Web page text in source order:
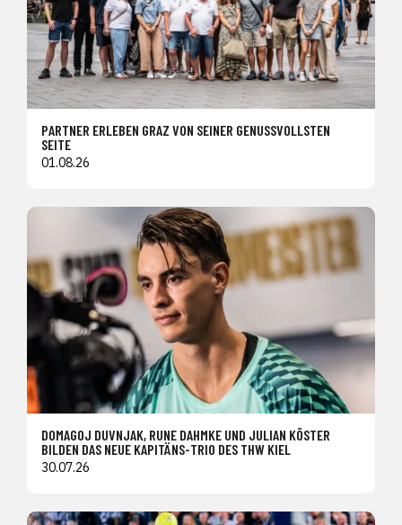
PARTNER ERLEBEN GRAZ VON SEINER GENUSSVOLLSTEN
SEITE
01.08.26
DOMAGOJ DUVNJAK, RUNE DAHMKE UND JULIAN KÖSTER
BILDEN DAS NEUE KAPITÄNS-TRIO DES THW KIEL
30.07.26